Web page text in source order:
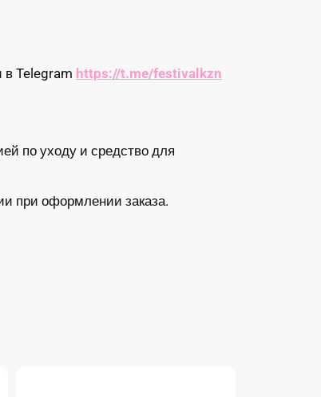
в Telegram https://t.me/festivalkzn
по уходу и средство для
при оформлении заказа.